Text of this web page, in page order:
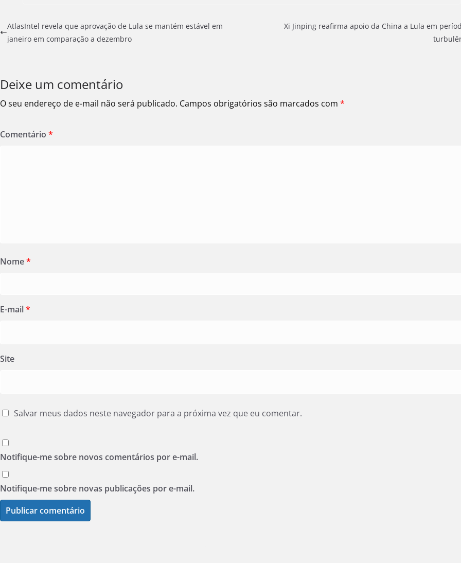
AtlasIntel revela que aprovação de Lula se mantém estável em
janeiro em comparação a dezembro
Xi Jinping reafirma apoio da China a Lula em
Deixe um comentário
O seu endereço de e-mail não será publicado. Campos obrigatórios são marcados com *
Comentário *
Nome*
E-mail*
Site
Salvar meus dados neste navegador para a próxima vez que eu comentar.
Notifique-me sobre novos comentários por e-mail.
Notifique-me sobre novas publicações por e-mail.